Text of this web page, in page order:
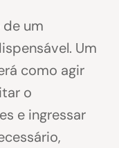
de um
Um
como agir
o
e ingressar